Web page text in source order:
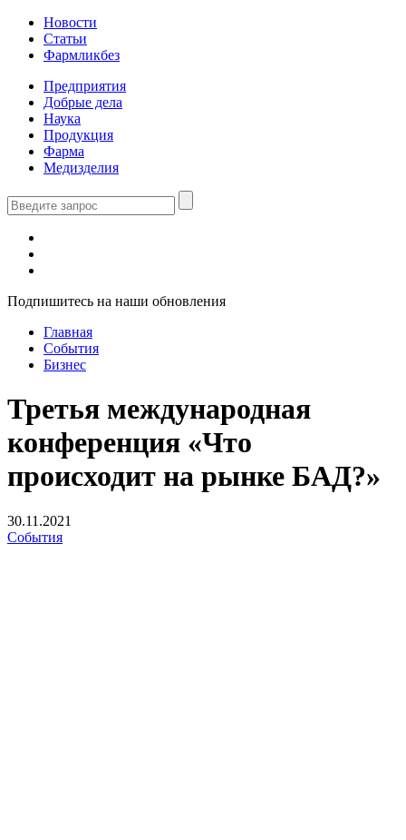
Новости
Статьи
Фармликбез
Предприятия
Добрые дела
Наука
Продукция
Фарма
Медизделия
Подпишитесь на наши обновления
Главная
События
Бизнес
Третья международная
конференция «Что
происходит на рынке БАД?»
30.11.2021
События